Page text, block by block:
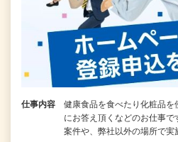
仕事内容
健康食品を食べたり化粧品を
にお答え頂くなどのお仕事
案件や、弊社以外の場所で